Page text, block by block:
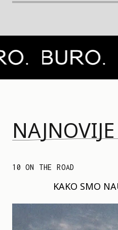
NAJNOVIJE
10 ON THE ROAD
KAKO SMO